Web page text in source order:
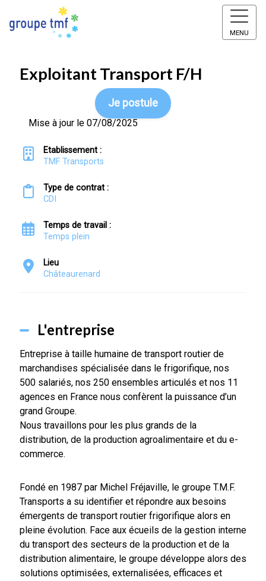
MENU
Exploitant Transport F/H
Je postule
Mise à jour le 07/08/2025
Etablissement :
TMF Transports
Type de contrat :
CDI
Temps de travail :
Temps plein
Lieu
Châteaurenard
L'entreprise
Entreprise à taille humaine de transport routier de
marchandises spécialisée dans le frigorifique, nos
500 salariés, nos 250 ensembles articulés et nos 11
agences en France nous confèrent la puissance d’un
grand Groupe.
Nous travaillons pour les plus grands de la
distribution, de la production agroalimentaire et du e-
commerce.
Fondé en 1987 par Michel Fréjaville, le groupe T.M.F.
Transports a su identifier et répondre aux besoins
émergents de transport routier frigorifique alors en
pleine évolution. Face aux écueils de la gestion interne
du transport des secteurs de la production et de la
distribution alimentaire, le groupe développe alors des
solutions optimisées, externalisées, efficaces et